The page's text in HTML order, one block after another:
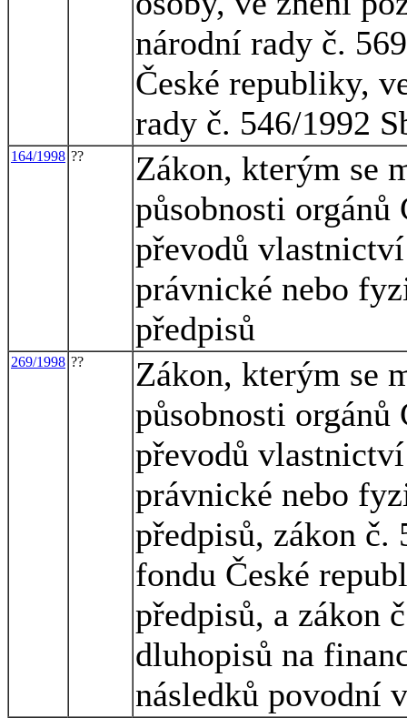
národní rady č.
České republiky,
rady č. 546/1992
164/1998 ??
Zákon, kterým se
působnosti orgánů
převodů
právnické nebo
předpisů
269/1998 ??
Zákon, kterým se
působnosti orgánů
převodů
právnické nebo
předpisů, zákon č.
fondu České
předpisů, a zákon
dluhopisů na
následků povodní